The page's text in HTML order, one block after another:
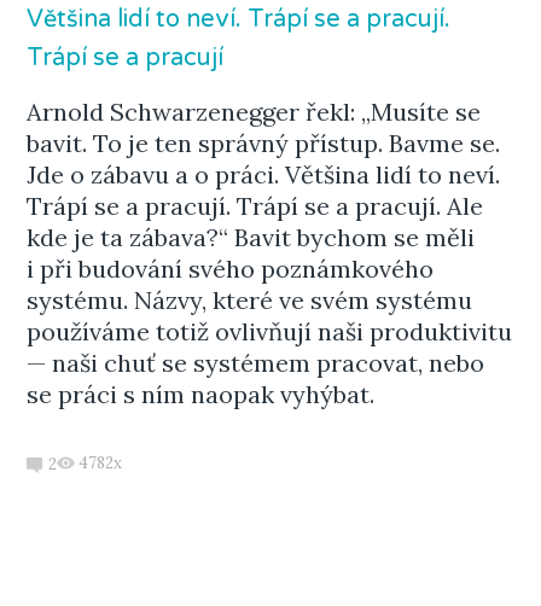
Většina lidí to neví. Trápí se a pracují.
Trápí se a pracují
Arnold Schwarzenegger řekl: „Musíte se
bavit. To je ten správný přístup. Bavme se.
Jde o zábavu a o práci. Většina lidí to neví.
Trápí se a pracují. Trápí se a pracují. Ale
kde je ta zábava?“ Bavit bychom se měli
i při budování svého poznámkového
systému. Názvy, které ve svém systému
používáme totiž ovlivňují naši produktivitu
— naši chuť se systémem pracovat, nebo
se práci s ním naopak vyhýbat.
2 4782x